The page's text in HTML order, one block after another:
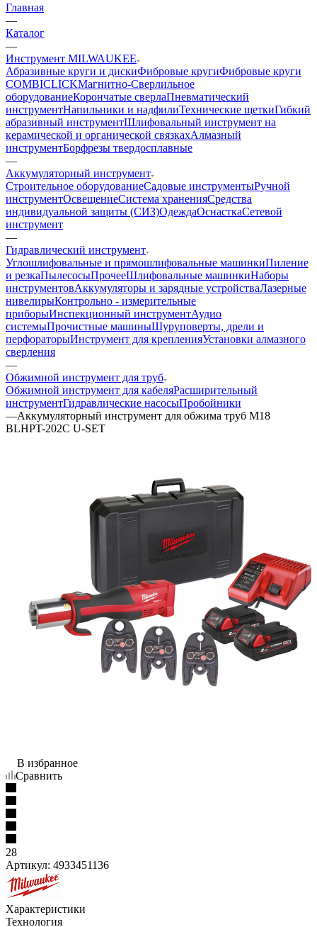
Главная
—
Каталог
—
Инструмент MILWAUKEE
Абразивные круги и дискиФибровые кругиФибровые круги
COMBICLICKМагнитно-Сверлильное
оборудованиеКорончатые сверлаПневматический
инструментНапильники и надфилиТехнические щеткиГибкий
абразивный инструментШлифовальный инструмент на
керамической и органической связкахАлмазный
инструментБорфрезы твердосплавные
—
Аккумуляторный инструмент
Строительное оборудованиеСадовые инструментыРучной
инструментОсвещениеСистема храненияСредства
индивидуальной защиты (СИЗ)ОдеждаОснасткаСетевой
инструмент
—
Гидравлический инструмент
Углошлифовальные и прямошлифовальные машинкиПиление
и резкаПылесосыПрочееШлифовальные машинкиНаборы
инструментовАккумуляторы и зарядные устройстваЛазерные
нивелирыКонтрольно - измерительные
приборыИнспекционный инструментАудио
системыПрочистные машиныШуруповерты, дрели и
перфораторыИнструмент для крепленияУстановки алмазного
сверления
—
Обжимной инструмент для труб
Обжимной инструмент для кабеляРасширительный
инструментГидравлические насосыПробойники
—Аккумуляторный инструмент для обжима труб M18
BLHPT-202C U-SET
В избранное
Сравнить
28
Артикул: 4933451136
Характеристики
Технология